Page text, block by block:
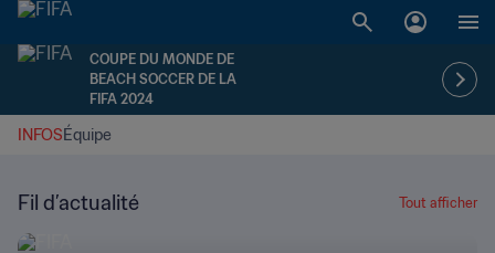
COUPE DU MONDE DE
BEACH SOCCER DE LA
FIFA 2024
INFOSÉquipe
Fil d’actualité Tout afficher